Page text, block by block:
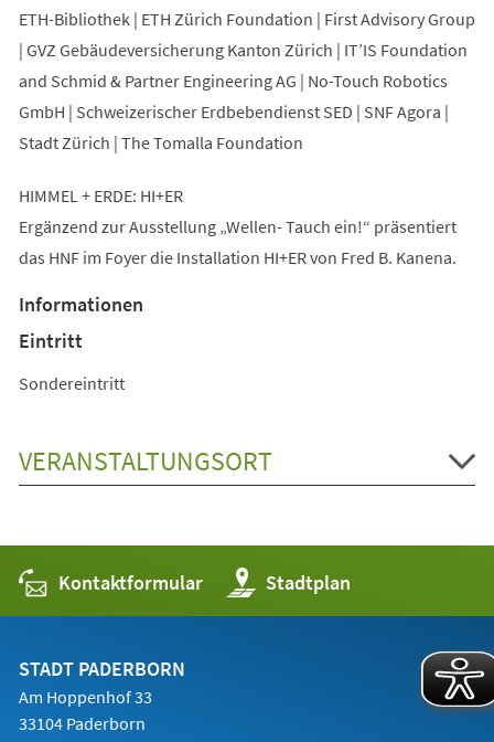
ETH-Bibliothek | ETH Zürich Foundation | First Advisory Group
| GVZ Gebäudeversicherung Kanton Zürich | IT’IS Foundation
and Schmid & Partner Engineering AG | No-Touch Robotics
GmbH | Schweizerischer Erdbebendienst SED | SNF Agora |
Stadt Zürich | The Tomalla Foundation
HIMMEL + ERDE: HI+ER
Ergänzend zur Ausstellung „Wellen- Tauch ein!“ präsentiert
das HNF im Foyer die Installation HI+ER von Fred B. Kanena.
Informationen
Eintritt
Sondereintritt
VERANSTALTUNGSORT
Kontaktformular Stadtplan
(Öffnet
in
einem
STADT PADERBORN
Am Hoppenhof 33
33104 Paderborn